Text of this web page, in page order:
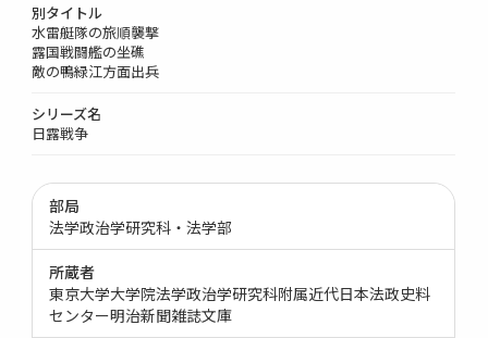
別タイトル
水雷艇隊の旅順襲撃
露国戦闘艦の坐礁
敵の鴨緑江方面出兵
シリーズ名
日露戦争
部局
法学政治学研究科・法学部
所蔵者
東京大学大学院法学政治学研究科附属近代日本法政史料
センター明治新聞雑誌文庫